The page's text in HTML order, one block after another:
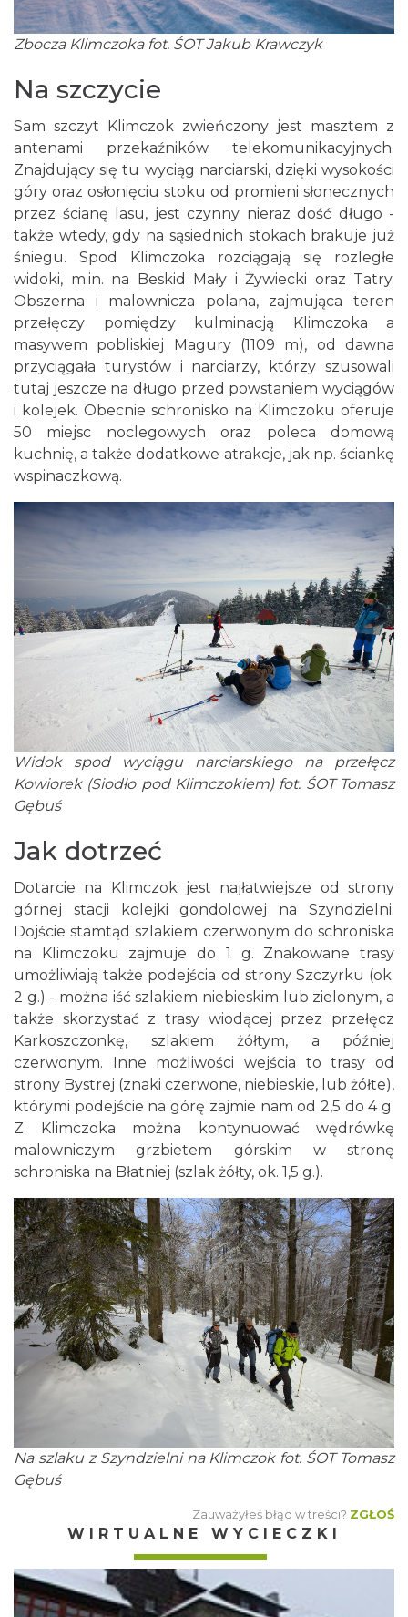
Zbocza Klimczoka fot. ŚOT Jakub Krawczyk
Na szczycie
Sam szczyt Klimczok zwieńczony jest masztem z
antenami przekaźników telekomunikacyjnych.
Znajdujący się tu wyciąg narciarski, dzięki wysokości
góry oraz osłonięciu stoku od promieni słonecznych
przez ścianę lasu, jest czynny nieraz dość długo -
także wtedy, gdy na sąsiednich stokach brakuje już
śniegu. Spod Klimczoka rozciągają się rozległe
widoki, m.in. na Beskid Mały i Żywiecki oraz Tatry.
Obszerna i malownicza polana, zajmująca teren
przełęczy pomiędzy kulminacją Klimczoka a
masywem pobliskiej Magury (1109 m), od dawna
przyciągała turystów i narciarzy, którzy szusowali
tutaj jeszcze na długo przed powstaniem wyciągów
i kolejek. Obecnie schronisko na Klimczoku oferuje
50 miejsc noclegowych oraz poleca domową
kuchnię, a także dodatkowe atrakcje, jak np. ściankę
wspinaczkową.
Widok spod wyciągu narciarskiego na przełęcz
Kowiorek (Siodło pod Klimczokiem) fot. ŚOT Tomasz
Gębuś
Jak dotrzeć
Dotarcie na Klimczok jest najłatwiejsze od strony
górnej stacji kolejki gondolowej na Szyndzielni.
Dojście stamtąd szlakiem czerwonym do schroniska
na Klimczoku zajmuje do 1 g. Znakowane trasy
umożliwiają także podejścia od strony Szczyrku (ok.
2 g.) - można iść szlakiem niebieskim lub zielonym, a
także skorzystać z trasy wiodącej przez przełęcz
Karkoszczonkę, szlakiem żółtym, a później
czerwonym. Inne możliwości wejścia to trasy od
strony Bystrej (znaki czerwone, niebieskie, lub żółte),
którymi podejście na górę zajmie nam od 2,5 do 4 g.
Z Klimczoka można kontynuować wędrówkę
malowniczym grzbietem górskim w stronę
schroniska na Błatniej (szlak żółty, ok. 1,5 g.).
Na szlaku z Szyndzielni na Klimczok fot. ŚOT Tomasz
Gębuś
Zauważyłeś błąd w treści? ZGŁOŚ
WIRTUALNE WYCIECZKI